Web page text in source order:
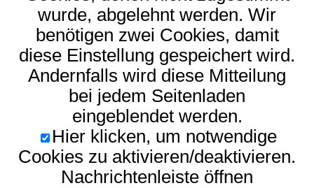
wurde, abgelehnt werden. Wir
benötigen zwei Cookies, damit
diese Einstellung gespeichert wird.
Andernfalls wird diese Mitteilung
bei jedem Seitenladen
eingeblendet werden.
Hier klicken, um notwendige
Cookies zu aktivieren/deaktivieren.
Nachrichtenleiste öffnen